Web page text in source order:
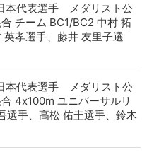
本代表選手 メダリスト公
チーム BC1/BC2 中村 拓
孝選手、藤井 友里子選
本代表選手 メダリスト公
4x100m ユニバーサルリ
選手、高松 佑圭選手、鈴木